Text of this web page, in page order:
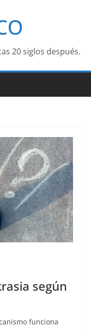
20 siglos después.
según
funciona